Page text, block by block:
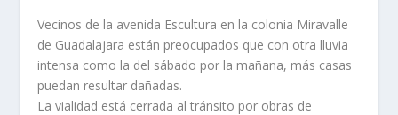
Vecinos de la avenida Escultura en la colonia Miravalle
de Guadalajara están preocupados que con otra lluvia
intensa como la del sábado por la mañana, más casas
puedan resultar dañadas.
La vialidad está cerrada al tránsito por obras de